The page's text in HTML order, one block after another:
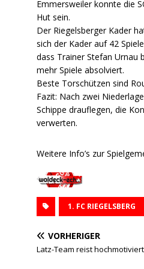
Emmersweiler konnte die
Hut sein.
Der Riegelsberger Kader
sich der Kader auf 42
dass Trainer Stefan Urnau
mehr Spiele absolviert.
Beste Torschützen sind
Fazit: Nach zwei
Schippe drauflegen, die
verwerten.
Weitere Info’s zur
1. FC RIEGELSBERG
VORHERIGER
Latz-Team reist